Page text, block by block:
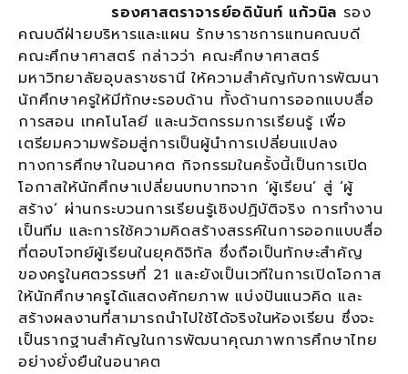
รองศาสตราจารย์อดินันท์ แก้วนิล รอง
คณบดีฝ่ายบริหารและแผน รักษาราชการแทนคณบดี
คณะศึกษาศาสตร์ กล่าวว่า คณะศึกษาศาสตร์
มหาวิทยาลัยอุบลราชธานี ให้ความสำคัญกับการพัฒนา
นักศึกษาครูให้มีทักษะรอบด้าน ทั้งด้านการออกแบบสื่อ
การสอน เทคโนโลยี และนวัตกรรมการเรียนรู้ เพื่อ
เตรียมความพร้อมสู่การเป็นผู้นำการเปลี่ยนแปลง
ทางการศึกษาในอนาคต กิจกรรมในครั้งนี้เป็นการเปิด
โอกาสให้นักศึกษาเปลี่ยนบทบาทจาก ‘ผู้เรียน’ สู่ ‘ผู้
สร้าง’ ผ่านกระบวนการเรียนรู้เชิงปฏิบัติจริง การทำงาน
เป็นทีม และการใช้ความคิดสร้างสรรค์ในการออกแบบสื่อ
ที่ตอบโจทย์ผู้เรียนในยุคดิจิทัล ซึ่งถือเป็นทักษะสำคัญ
ของครูในศตวรรษที่ 21 และยังเป็นเวทีในการเปิดโอกาส
ให้นักศึกษาครูได้แสดงศักยภาพ แบ่งปันแนวคิด และ
สร้างผลงานที่สามารถนำไปใช้ได้จริงในห้องเรียน ซึ่งจะ
เป็นรากฐานสำคัญในการพัฒนาคุณภาพการศึกษาไทย
อย่างยั่งยืนในอนาคต